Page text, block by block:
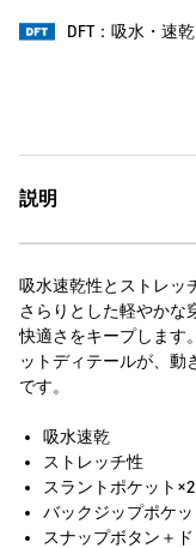
DFT：吸水・速乾
説明
吸水速乾性とストレッ
さらりとした軽やかな
快適さをキープします
ットディテールが、動
です。
吸水速乾
ストレッチ性
スラントポケット×2
バックジップポケッ
スナップボタン＋